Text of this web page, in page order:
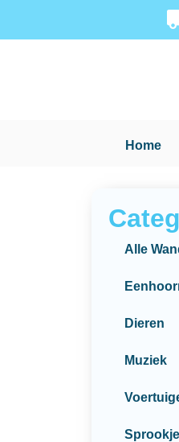
Home
Alle
Dieren
Muziek